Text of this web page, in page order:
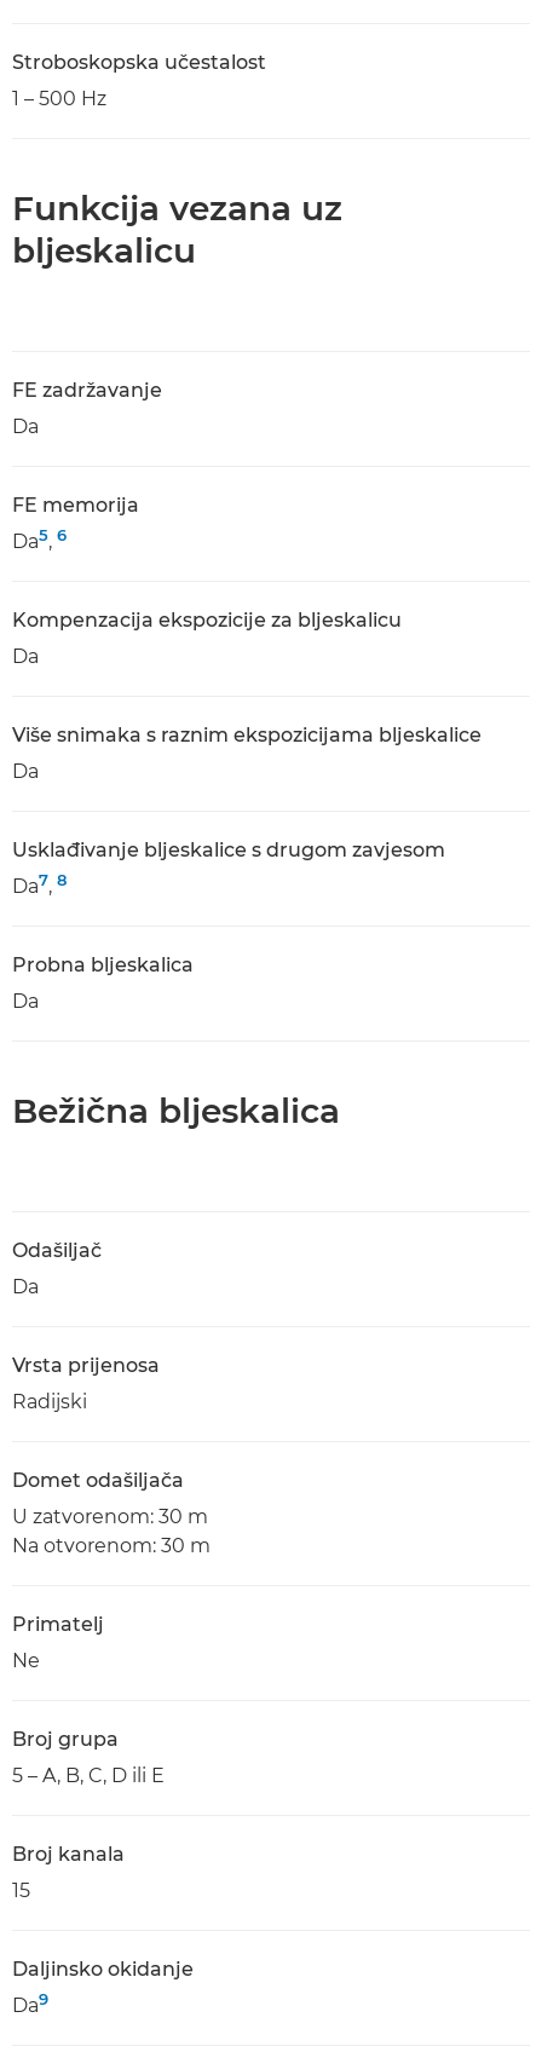
Stroboskopska učestalost
1 – 500 Hz
Funkcija vezana uz
bljeskalicu
FE zadržavanje
Da
FE memorija
Da5, 6
Kompenzacija ekspozicije za bljeskalicu
Da
Više snimaka s raznim ekspozicijama bljeskalice
Da
Usklađivanje bljeskalice s drugom zavjesom
Da7, 8
Probna bljeskalica
Da
Bežična bljeskalica
Odašiljač
Da
Vrsta prijenosa
Radijski
Domet odašiljača
U zatvorenom: 30 m
Na otvorenom: 30 m
Primatelj
Ne
Broj grupa
5 – A, B, C, D ili E
Broj kanala
15
Daljinsko okidanje
Da9